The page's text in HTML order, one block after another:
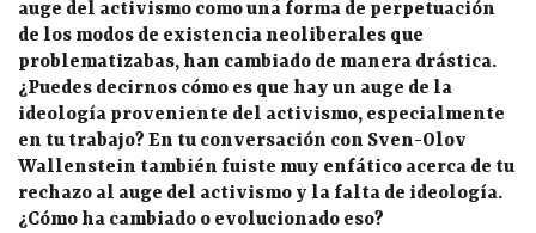
auge del activismo como una forma de perpetuación
de los modos de existencia neoliberales que
problematizabas, han cambiado de manera drástica.
¿Puedes decirnos cómo es que hay un auge de la
ideología proveniente del activismo, especialmente
en tu trabajo? En tu conversación con Sven-Olov
Wallenstein también fuiste muy enfático acerca de tu
rechazo al auge del activismo y la falta de ideología.
¿Cómo ha cambiado o evolucionado eso?